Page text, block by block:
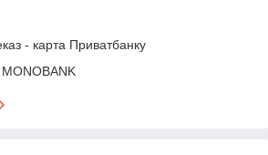
- карта Приватбанку